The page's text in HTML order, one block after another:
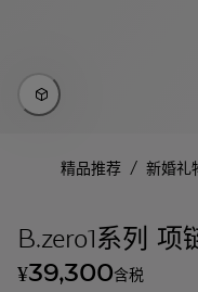
精品推荐 / 新婚礼
B.zero1系列 项
¥39,300含税